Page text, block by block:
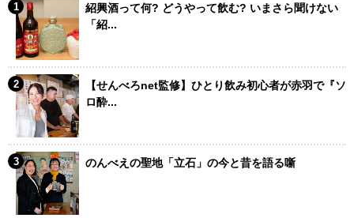
紹興酒って何? どうやって飲む? いまさら聞けない
「紹...
【せんべろnet監修】ひとり飲み初心者が赤羽で『ソ
ロ酔...
のんべえの聖地「立石」の今と昔を語る噺